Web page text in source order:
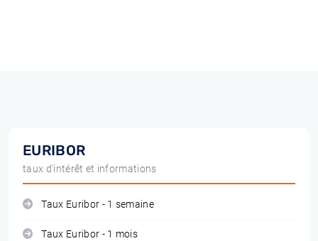
EURIBOR
taux d'intérêt et informations
Taux Euribor - 1 semaine
Taux Euribor - 1 mois